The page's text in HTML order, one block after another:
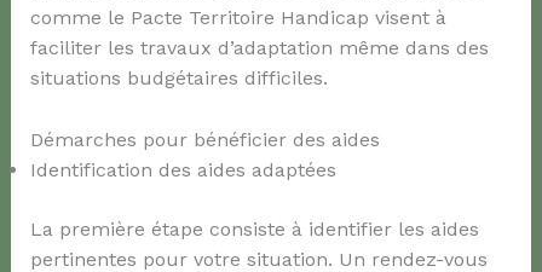
comme le Pacte Territoire Handicap visent à
faciliter les travaux d’adaptation même dans des
situations budgétaires difficiles.
Démarches pour bénéficier des aides
Identification des aides adaptées
La première étape consiste à identifier les aides
pertinentes pour votre situation. Un rendez-vous